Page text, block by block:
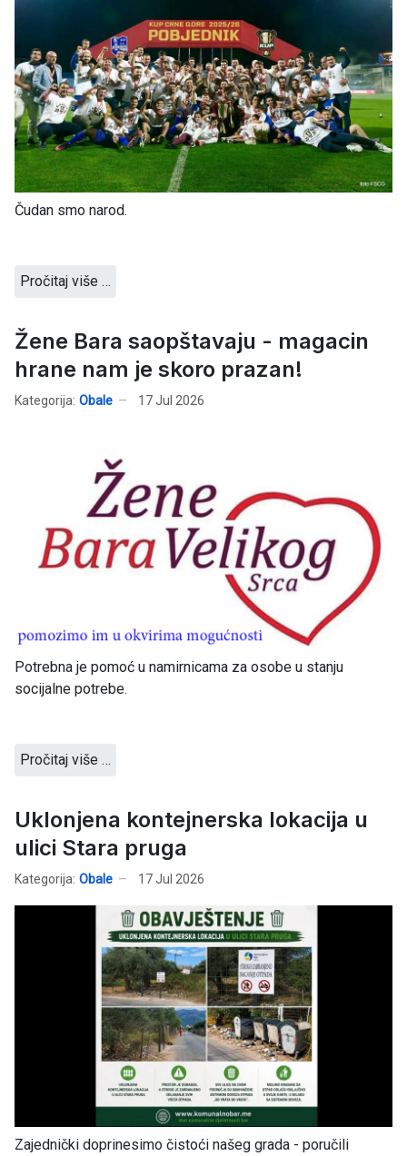
Čudan smo narod.
Pročitaj više …
Žene Bara saopštavaju - magacin
hrane nam je skoro prazan!
Kategorija: Obale 17 Jul 2026
Potrebna je pomoć u namirnicama za osobe u stanju
socijalne potrebe.
Pročitaj više …
Uklonjena kontejnerska lokacija u
ulici Stara pruga
Kategorija: Obale 17 Jul 2026
Zajednički doprinesimo čistoći našeg grada - poručili